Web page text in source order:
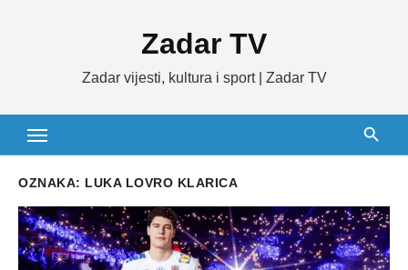
Zadar TV
Zadar vijesti, kultura i sport | Zadar TV
OZNAKA: LUKA LOVRO KLARICA